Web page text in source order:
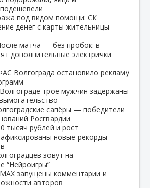
под видом помощи: СК
денег с карты жительницы
матча — без пробок: в
дополнительные электрички
Волгограда остановило рекламу
трое мужчин задержаны
сапёры — победители
Росгвардии
тысяч рублей и рост
новые рекорды
зовут на
“Нейроигры”
запущены комментарии и
авторов